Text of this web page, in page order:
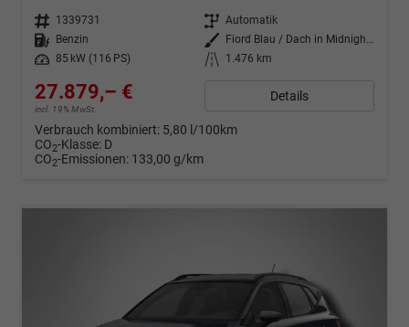
Fahrzeugnr. 1339731 Getriebe Automatik
Kraftstoff
Benzin Außenfarbe
Fiord Blau / Dach in Midnight Schwarz Metallic
Leistung
85 kW (116 PS) Kilometerstand 1.476 km
27.879,– €
incl. 19% MwSt.
Details
Verbrauch kombiniert: 5,80 l/100km
CO2-Klasse: D
CO2-Emissionen: 133,00 g/km